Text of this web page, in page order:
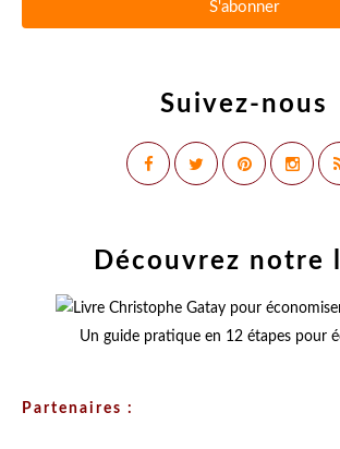
Suivez-nous
Découvrez notre
Un guide pratique en 12 étapes pour
Partenaires :